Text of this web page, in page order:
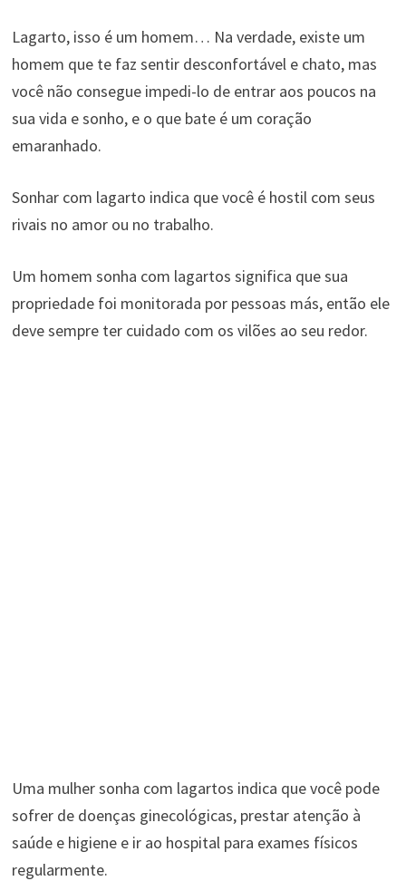
Lagarto, isso é um homem… Na verdade, existe um
homem que te faz sentir desconfortável e chato, mas
você não consegue impedi-lo de entrar aos poucos na
sua vida e sonho, e o que bate é um coração
emaranhado.
Sonhar com lagarto indica que você é hostil com seus
rivais no amor ou no trabalho.
Um homem sonha com lagartos significa que sua
propriedade foi monitorada por pessoas más, então ele
deve sempre ter cuidado com os vilões ao seu redor.
Uma mulher sonha com lagartos indica que você pode
sofrer de doenças ginecológicas, prestar atenção à
saúde e higiene e ir ao hospital para exames físicos
regularmente.